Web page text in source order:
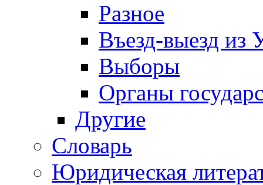
Разное
Въезд-выезд из
Выборы
Органы
Другие
Словарь
Юридическая